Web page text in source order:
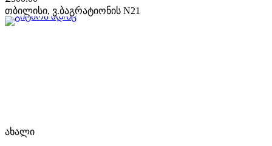
თბილისი, ვ.ბაგრატიონის N21
ახალი